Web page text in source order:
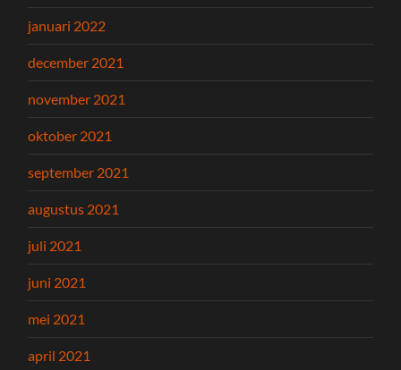
januari 2022
december 2021
november 2021
oktober 2021
september 2021
augustus 2021
juli 2021
juni 2021
mei 2021
april 2021